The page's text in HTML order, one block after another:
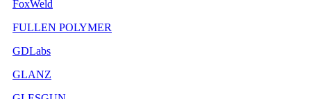
FoxWeld
FULLEN POLYMER
GDLabs
GLANZ